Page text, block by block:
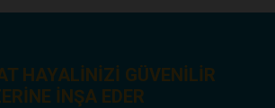
HAYALINIZI GÜVENILIR
INŞA EDER